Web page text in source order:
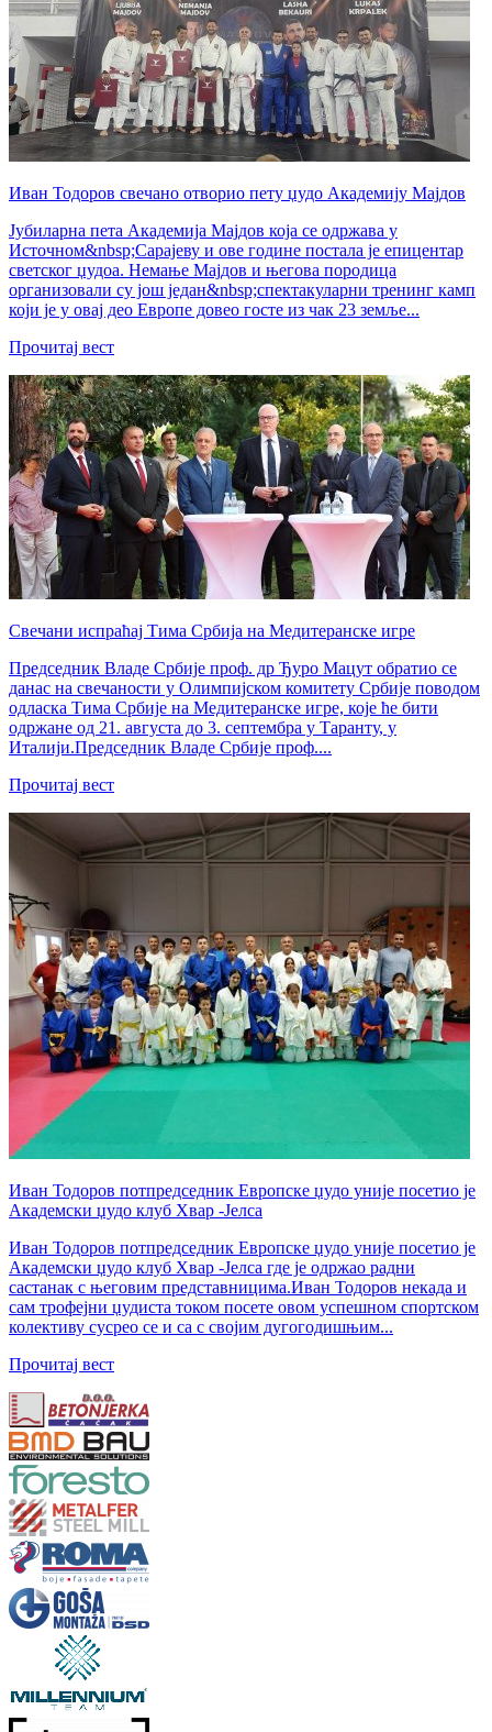
Иван Тодоров свечано отворио пету џудо Академију Мајдов
Јубиларна пета Академија Мајдов која се одржава у
Источном&nbsp;Сарајеву и ове године постала је епицентар
светског џудоа. Немање Мајдов и његова породица
организовали су још један&nbsp;спектакуларни тренинг камп
који је у овај део Европе довео госте из чак 23 земље...
Прочитај вест
Свечани испраћај Тима Србија на Медитеранске игре
Председник Владе Србије проф. др Ђуро Мацут обратио се
данас на свечаности у Олимпијском комитету Србије поводом
одласка Тима Србије на Медитеранске игре, које ће бити
одржане од 21. августа до 3. септембра у Таранту, у
Италији.Председник Владе Србије проф....
Прочитај вест
Иван Тодоров потпредседник Европске џудо уније посетио је
Академски џудо клуб Хвар -Јелса
Иван Тодоров потпредседник Европске џудо уније посетио је
Академски џудо клуб Хвар -Јелса где је одржао радни
састанак с његовим представницима.Иван Тодоров некада и
сам трофејни џудиста током посете овом успешном спортском
колективу сусрео се и са с својим дугогодишњим...
Прочитај вест